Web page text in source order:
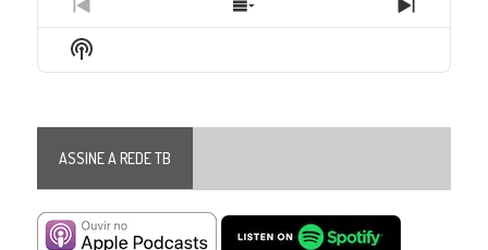
Previous
Episode
Show
Episodes
Next
Episode
Show
Podcast
ASSINE A REDE TB